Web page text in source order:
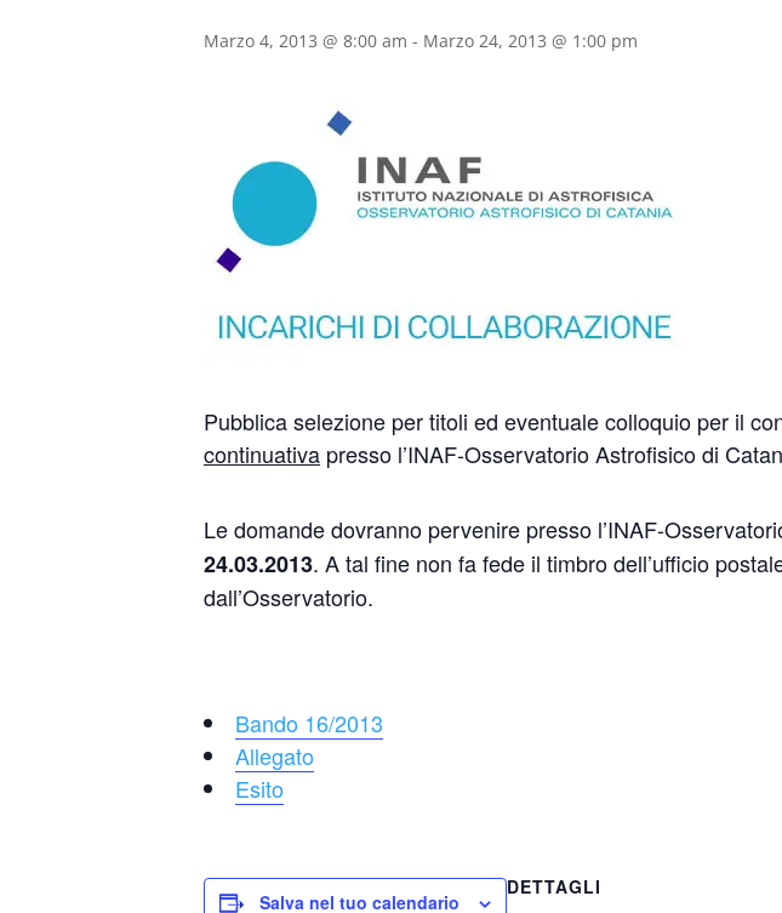
Marzo 4, 2013 @ 8:00 am - Marzo 24, 2013 @ 1:00 pm
Pubblica selezione per titoli ed eventuale colloquio per il
continuativa presso l’INAF-Osservatorio Astrofisico di
Le domande dovranno pervenire presso l’INAF-
24.03.2013. A tal fine non fa fede il timbro dell’ufficio
dall’Osservatorio.
Bando 16/2013
Allegato
Esito
Salva nel tuo calendario
DETTAGLI